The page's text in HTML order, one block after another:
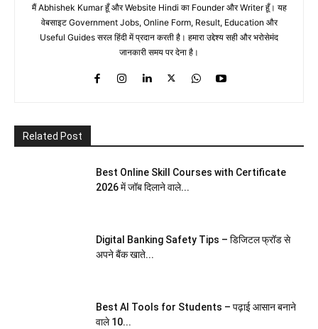
मैं Abhishek Kumar हूँ और Website Hindi का Founder और Writer हूँ। यह
वेबसाइट Government Jobs, Online Form, Result, Education और
Useful Guides सरल हिंदी में प्रदान करती है। हमारा उद्देश्य सही और भरोसेमंद
जानकारी समय पर देना है।
Related Post
Best Online Skill Courses with Certificate
2026 में जॉब दिलाने वाले...
Digital Banking Safety Tips – डिजिटल फ्रॉड से
अपने बैंक खाते...
Best AI Tools for Students – पढ़ाई आसान बनाने
वाले 10...